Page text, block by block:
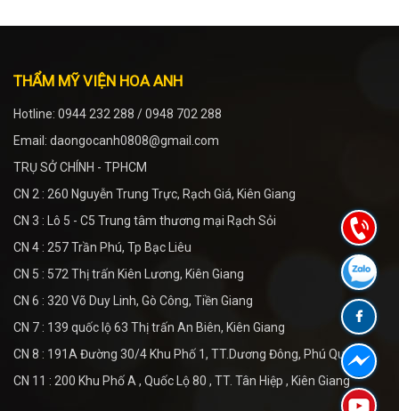
THẨM MỸ VIỆN HOA ANH
Hotline: 0944 232 288 / 0948 702 288
Email: daongocanh0808@gmail.com
TRỤ SỞ CHÍNH - TPHCM
CN 2 : 260 Nguyễn Trung Trực, Rạch Giá, Kiên Giang
CN 3 : Lô 5 - C5 Trung tâm thương mại Rạch Sỏi
CN 4 : 257 Trần Phú, Tp Bạc Liêu
CN 5 : 572 Thị trấn Kiên Lương, Kiên Giang
CN 6 : 320 Võ Duy Linh, Gò Công, Tiền Giang
CN 7 : 139 quốc lộ 63 Thị trấn An Biên, Kiên Giang
CN 8 : 191A Đường 30/4 Khu Phố 1, TT.Dương Đông, Phú Quốc
CN 11 : 200 Khu Phố A , Quốc Lộ 80 , TT. Tân Hiệp , Kiên Giang